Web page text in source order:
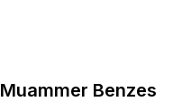
Muammer Benzes